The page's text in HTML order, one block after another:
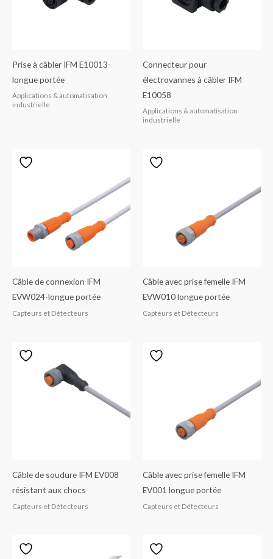
Prise à câbler IFM E10013-
longue portée
Applications & automatisation
industrielle
Connecteur pour
électrovannes à câbler IFM
E10058
Applications & automatisation
industrielle
Câble de connexion IFM
EVW024-longue portée
Capteurs et Détecteurs
Câble avec prise femelle IFM
EVW010 longue portée
Capteurs et Détecteurs
Câble de soudure IFM EV008
résistant aux chocs
Capteurs et Détecteurs
Câble avec prise femelle IFM
EV001 longue portée
Capteurs et Détecteurs